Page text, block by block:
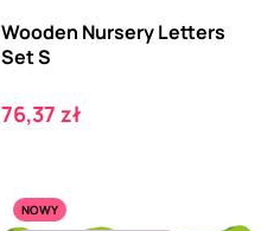
Wooden Nursery Letters
Set S
Cena
76,37 zł
NOWY